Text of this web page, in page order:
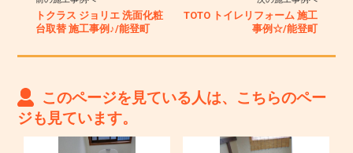
トクラス ジョリエ 洗面化粧
台取替 施工事例♪/能登町
TOTO トイレリフォーム 施工
事例☆/能登町
このページを見ている人は、こちらのペー
ジも見ています。